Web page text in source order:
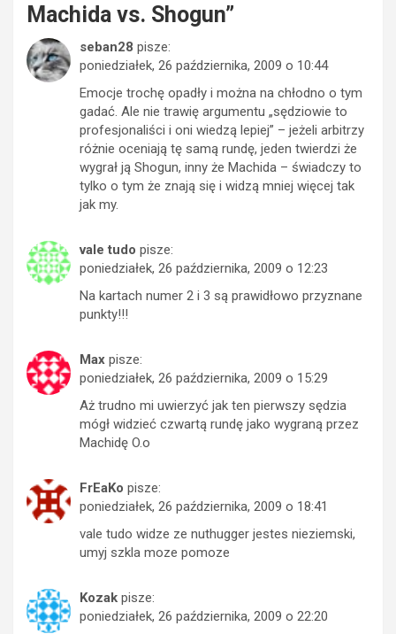
Machida vs. Shogun”
seban28 pisze:
poniedziałek, 26 października, 2009 o 10:44
Emocje trochę opadły i można na chłodno o tym
gadać. Ale nie trawię argumentu „sędziowie to
profesjonaliści i oni wiedzą lepiej” – jeżeli arbitrzy
różnie oceniają tę samą rundę, jeden twierdzi że
wygrał ją Shogun, inny że Machida – świadczy to
tylko o tym że znają się i widzą mniej więcej tak
jak my.
vale tudo pisze:
poniedziałek, 26 października, 2009 o 12:23
Na kartach numer 2 i 3 są prawidłowo przyznane
punkty!!!
Max pisze:
poniedziałek, 26 października, 2009 o 15:29
Aż trudno mi uwierzyć jak ten pierwszy sędzia
mógł widzieć czwartą rundę jako wygraną przez
Machidę O.o
FrEaKo pisze:
poniedziałek, 26 października, 2009 o 18:41
vale tudo widze ze nuthugger jestes nieziemski,
umyj szkla moze pomoze
Kozak pisze:
poniedziałek, 26 października, 2009 o 22:20